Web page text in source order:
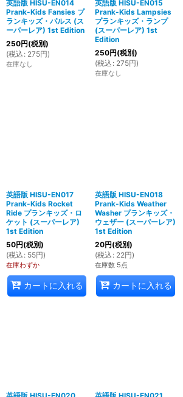
英語版 HISU-EN014
Prank-Kids Fansies プ
ランキッズ・パルス (ス
ーパーレア) 1st Edition
250円(税別)
(税込 : 275円)
在庫なし
英語版 HISU-EN015
Prank-Kids Lampsies
プランキッズ・ランプ
(スーパーレア) 1st
Edition
250円(税別)
(税込 : 275円)
在庫なし
英語版 HISU-EN017
Prank-Kids Rocket
Ride プランキッズ・ロ
ケット (スーパーレア)
1st Edition
50円(税別)
(税込 : 55円)
在庫わずか
カートに入れる
英語版 HISU-EN018
Prank-Kids Weather
Washer プランキッズ・
ウェザー (スーパーレア)
1st Edition
20円(税別)
(税込 : 22円)
在庫数 5点
カートに入れる